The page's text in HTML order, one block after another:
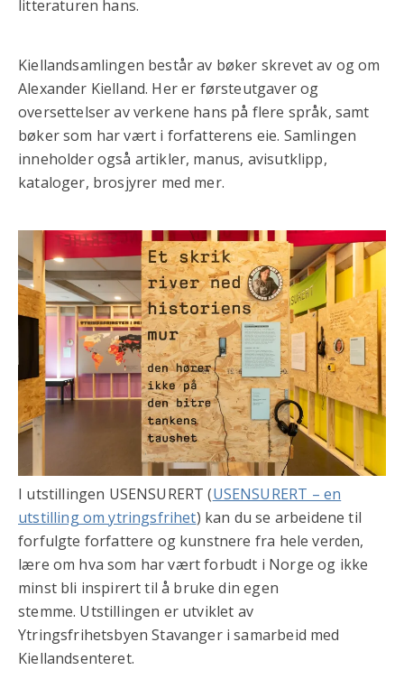
litteraturen hans.
Kiellandsamlingen består av bøker skrevet av og om
Alexander Kielland. Her er førsteutgaver og
oversettelser av verkene hans på flere språk, samt
bøker som har vært i forfatterens eie. Samlingen
inneholder også artikler, manus, avisutklipp,
kataloger, brosjyrer med mer.
I utstillingen USENSURERT (USENSURERT – en
utstilling om ytringsfrihet) kan du se arbeidene til
forfulgte forfattere og kunstnere fra hele verden,
lære om hva som har vært forbudt i Norge og ikke
minst bli inspirert til å bruke din egen
stemme. Utstillingen er utviklet av
Ytringsfrihetsbyen Stavanger i samarbeid med
Kiellandsenteret.